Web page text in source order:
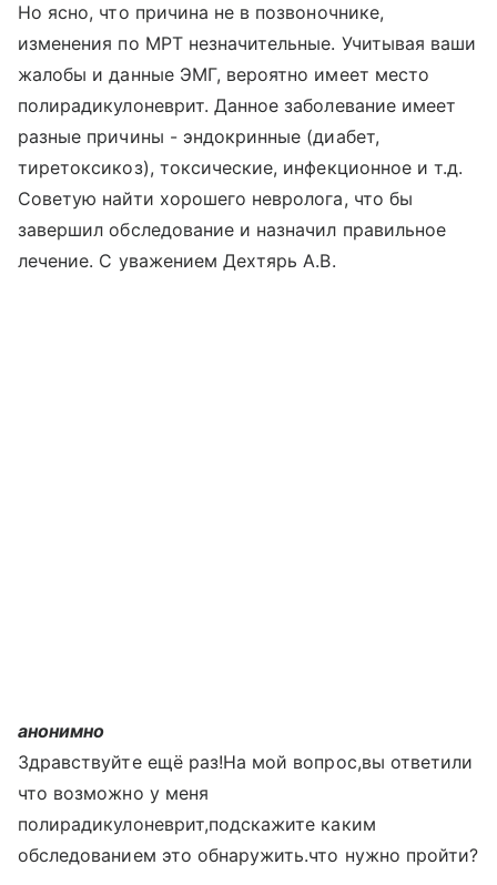
Но ясно, что причина не в позвоночнике,
изменения по МРТ незначительные. Учитывая ваши
жалобы и данные ЭМГ, вероятно имеет место
полирадикулоневрит. Данное заболевание имеет
разные причины - эндокринные (диабет,
тиретоксикоз), токсические, инфекционное и т.д.
Советую найти хорошего невролога, что бы
завершил обследование и назначил правильное
лечение. С уважением Дехтярь А.В.
анонимно
Здравствуйте ещё раз!На мой вопрос,вы ответили
что возможно у меня
полирадикулоневрит,подскажите каким
обследованием это обнаружить.что нужно пройти?